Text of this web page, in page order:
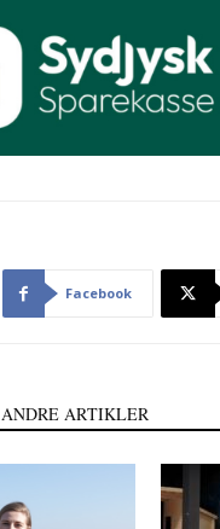
Facebook
ANDRE ARTIKLER